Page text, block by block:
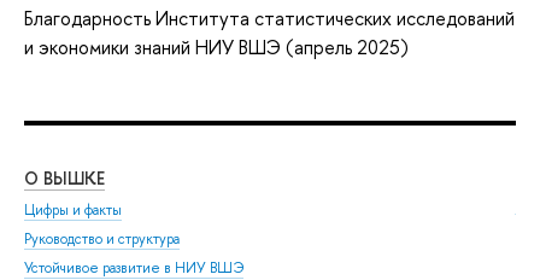
Благодарность Института статистических исследований
и экономики знаний НИУ ВШЭ (апрель 2025)
О ВЫШКЕ
Цифры и факты
Руководство и структура
Устойчивое развитие в НИУ ВШЭ